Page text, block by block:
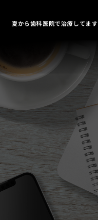
夏から歯科医院で治療してます